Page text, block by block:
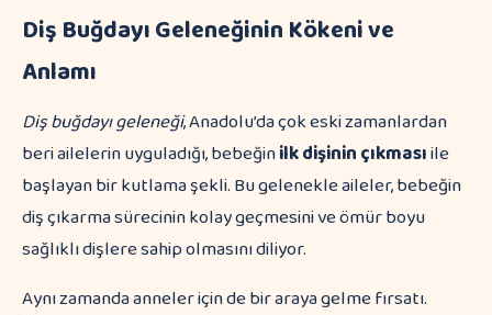
Diş Buğdayı Geleneğinin Kökeni ve
Anlamı
Diş buğdayı geleneği, Anadolu’da çok eski zamanlardan
beri ailelerin uyguladığı, bebeğinilk dişinin çıkmasıile
başlayan bir kutlama şekli. Bu gelenekle aileler, bebeğin
diş çıkarma sürecinin kolay geçmesini ve ömür boyu
sağlıklı dişlere sahip olmasını diliyor.
Aynı zamanda anneler için de bir araya gelme fırsatı.